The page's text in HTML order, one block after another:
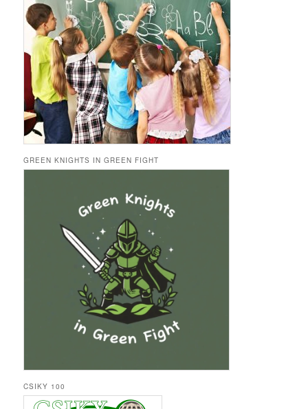
GREEN KNIGHTS IN GREEN FIGHT
CSIKY 100